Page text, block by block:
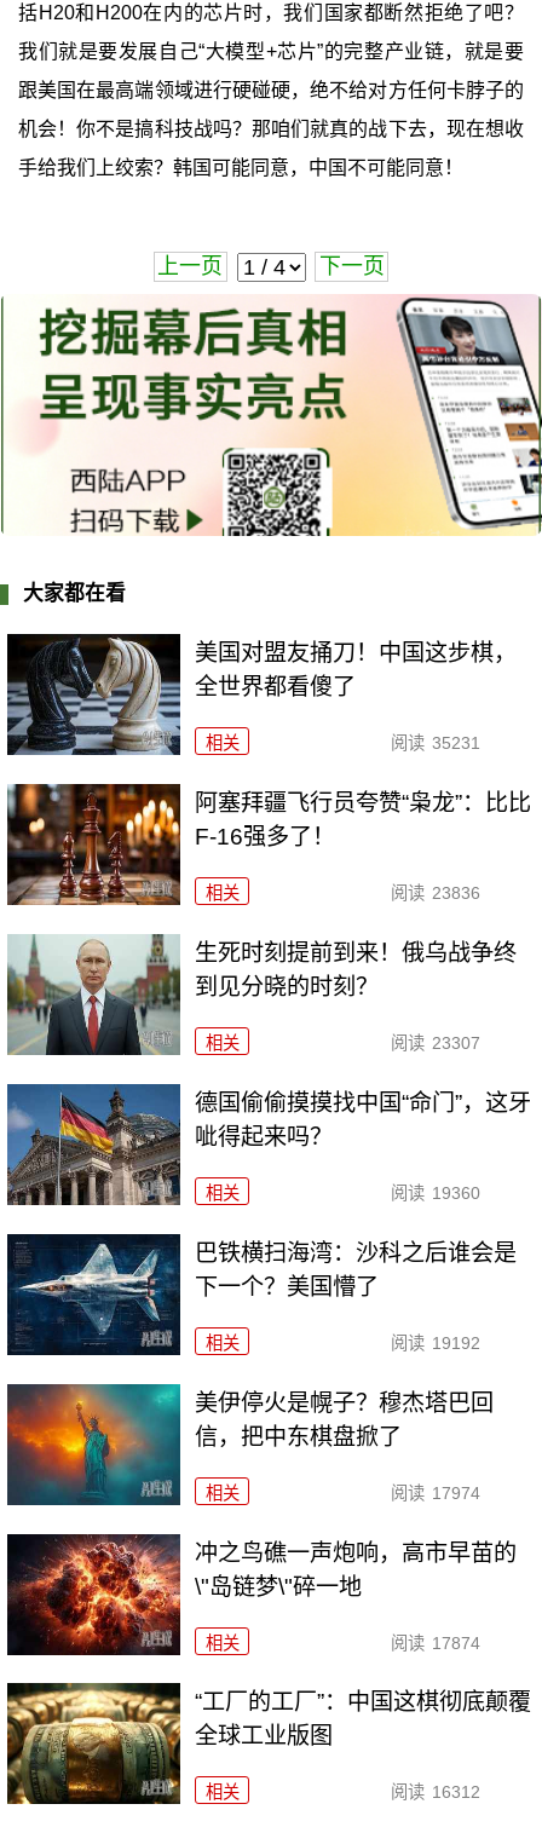
括H20和H200在内的芯片时，我们国家都断然拒绝了吧？
我们就是要发展自己“大模型+芯片”的完整产业链，就是要
跟美国在最高端领域进行硬碰硬，绝不给对方任何卡脖子的
机会！你不是搞科技战吗？那咱们就真的战下去，现在想收
手给我们上绞索？韩国可能同意，中国不可能同意！
上一页 下一页
大家都在看
美国对盟友捅刀！中国这步棋，
全世界都看傻了
相关 阅读 35231
阿塞拜疆飞行员夸赞“枭龙”：比比
F-16强多了！
相关 阅读 23836
生死时刻提前到来！俄乌战争终
到见分晓的时刻？
相关 阅读 23307
德国偷偷摸摸找中国“命门”，这牙
呲得起来吗？
相关 阅读 19360
巴铁横扫海湾：沙科之后谁会是
下一个？美国懵了
相关 阅读 19192
美伊停火是幌子？穆杰塔巴回
信，把中东棋盘掀了
相关 阅读 17974
冲之鸟礁一声炮响，高市早苗的
\"岛链梦\"碎一地
相关 阅读 17874
“工厂的工厂”：中国这棋彻底颠覆
全球工业版图
相关 阅读 16312